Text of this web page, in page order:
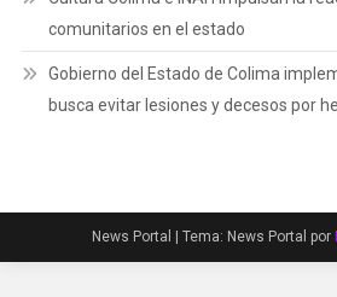
comunitarios en el estado
Gobierno del Estado de Colima
busca evitar lesiones y decesos por
News Portal | Tema: News Portal por